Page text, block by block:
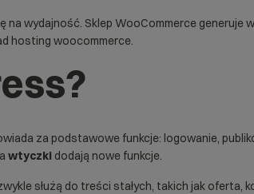
na wydajność. Sklep WooCommerce
hosting woocommerce.
za podstawowe funkcje: logowanie,
wtyczki dodają nowe funkcje.
służą do treści stałych, takich jak oferta,